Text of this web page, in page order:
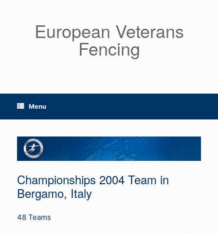
European Veterans
Fencing
Menu
Championships 2004 Team in
Bergamo, Italy
48 Teams